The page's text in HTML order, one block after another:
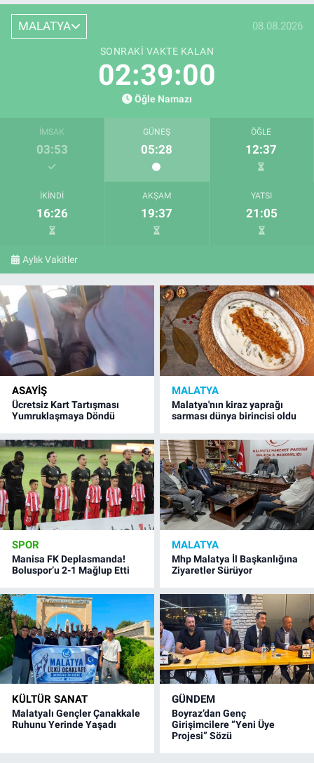
MALATYA 08.08.2026
SONRAKI VAKTE KALAN
02:38:59
Öğle Namazı
İMSAK
03:53
GÜNEŞ
05:28
ÖĞLE
12:37
İKINDI
16:26
AKŞAM
19:37
YATSI
21:05
Aylık Vakitler
ASAYIŞ
Ücretsiz Kart Tartışması
Yumruklaşmaya Döndü
MALATYA
Malatya'nın kiraz yaprağı
sarması dünya birincisi oldu
SPOR
Manisa FK Deplasmanda!
Boluspor’u 2-1 Mağlup Etti
MALATYA
Mhp Malatya İl Başkanlığına
Ziyaretler Sürüyor
KÜLTÜR SANAT
Malatyalı Gençler Çanakkale
Ruhunu Yerinde Yaşadı
GÜNDEM
Boyraz’dan Genç
Girişimcilere “Yeni Üye
Projesi” Sözü